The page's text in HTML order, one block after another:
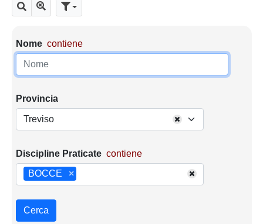
Cerca Mostra tutti i risultati
Parametri di ricerca
Nome contiene
Provincia
Treviso
Discipline Praticate contiene
×
BOCCE
Cerca